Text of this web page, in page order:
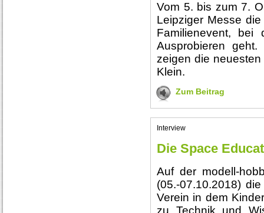
Vom 5. bis zum 7.
Leipziger Messe
Familienevent,
Ausprobieren
zeigen die
Klein.
Zum Beitrag
Interview
Die Space
Auf der modell-
(05.-07.10.2018)
Verein in dem
zu Technik und